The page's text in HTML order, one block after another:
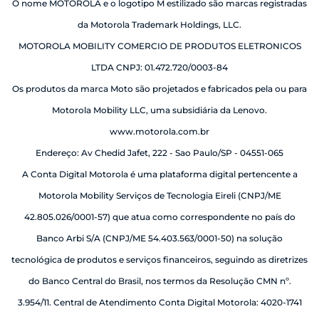
O nome MOTOROLA e o logotipo M estilizado são marcas registradas
da Motorola Trademark Holdings, LLC.
MOTOROLA MOBILITY COMERCIO DE PRODUTOS ELETRONICOS
LTDA CNPJ: 01.472.720/0003-84
Os produtos da marca Moto são projetados e fabricados pela ou para
Motorola Mobility LLC, uma subsidiária da Lenovo.
www.motorola.com.br
Endereço: Av Chedid Jafet, 222 - Sao Paulo/SP - 04551-065
A Conta Digital Motorola é uma plataforma digital pertencente a
Motorola Mobility Serviços de Tecnologia Eireli (CNPJ/ME
42.805.026/0001-57) que atua como correspondente no país do
Banco Arbi S/A (CNPJ/ME 54.403.563/0001-50) na solução
tecnológica de produtos e serviços financeiros, seguindo as diretrizes
do Banco Central do Brasil, nos termos da Resolução CMN nº.
3.954/11. Central de Atendimento Conta Digital Motorola: 4020-1741